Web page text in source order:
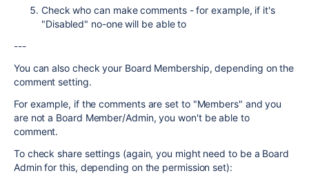
Check who can make comments - for example, if it's
"Disabled" no-one will be able to
---
You can also check your Board Membership, depending on the
comment setting.
For example, if the comments are set to "Members" and you
are not a Board Member/Admin, you won't be able to
comment.
To check share settings (again, you might need to be a Board
Admin for this, depending on the permission set):